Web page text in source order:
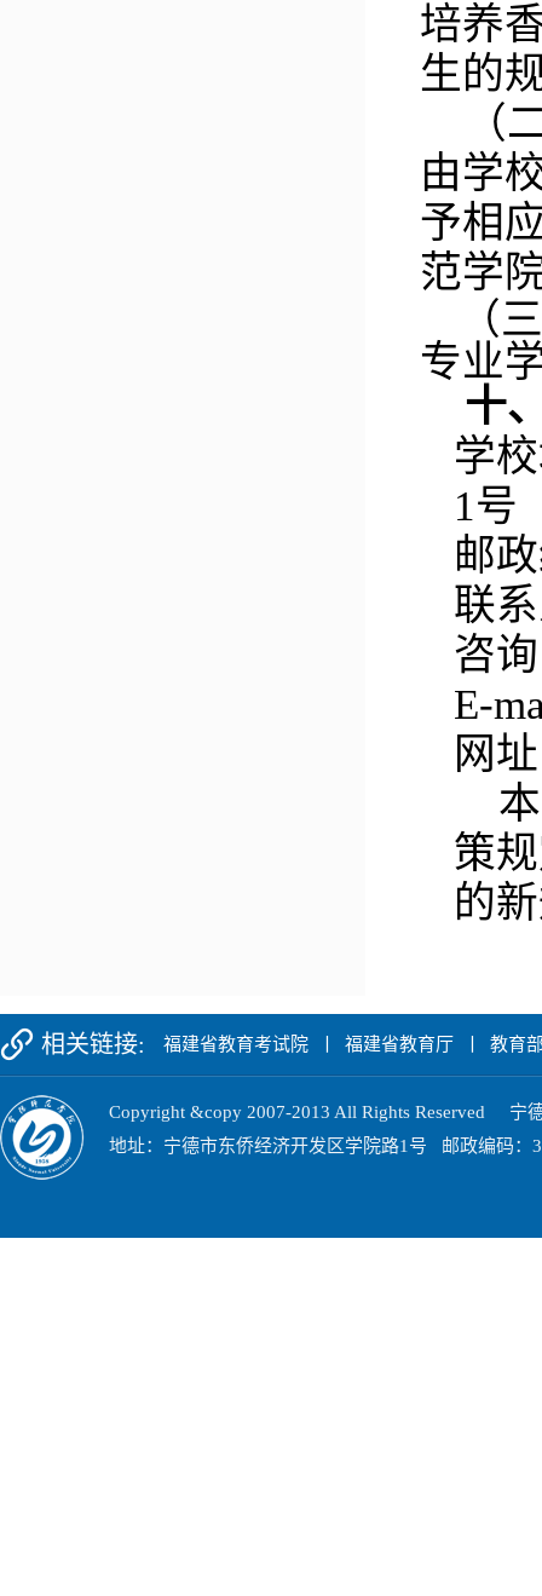
培养
生的
（
由学
予相
范学
（
专业
十
学
1号
邮
联
咨
E-
网
策
的
相关链接: 福建省教育考试院 福建省教育厅 教育
Copyright &copy 2007-2013 All Rights Reserved 宁
地址：宁德市东侨经济开发区学院路1号 邮政编码